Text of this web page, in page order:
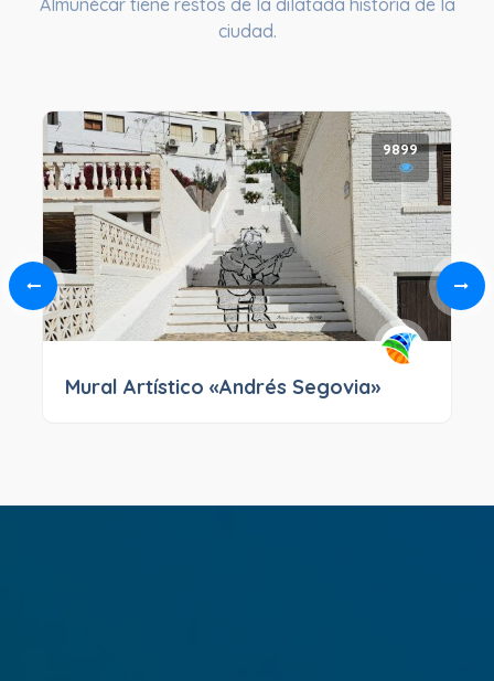
Almuñécar tiene restos de la dilatada historia de la
ciudad.
9899
Mural Artístico «Andrés Segovia»